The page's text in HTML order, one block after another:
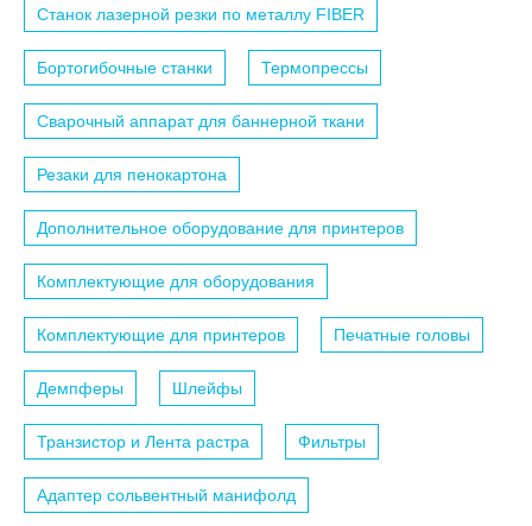
Станок лазерной резки по металлу FIBER
Бортогибочные станки Термопрессы
Сварочный аппарат для баннерной ткани
Резаки для пенокартона
Дополнительное оборудование для принтеров
Комплектующие для оборудования
Комплектующие для принтеров Печатные головы
Демпферы Шлейфы
Транзистор и Лента растра Фильтры
Адаптер сольвентный манифолд